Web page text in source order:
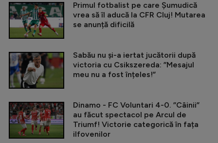
Primul fotbalist pe care Șumudică
vrea să îl aducă la CFR Cluj! Mutarea
se anunță dificilă
Sabău nu și-a iertat jucătorii după
victoria cu Csikszereda: ”Mesajul
meu nu a fost înțeles!”
Dinamo - FC Voluntari 4-0. ”Câinii”
au făcut spectacol pe Arcul de
Triumf! Victorie categorică în fața
ilfovenilor